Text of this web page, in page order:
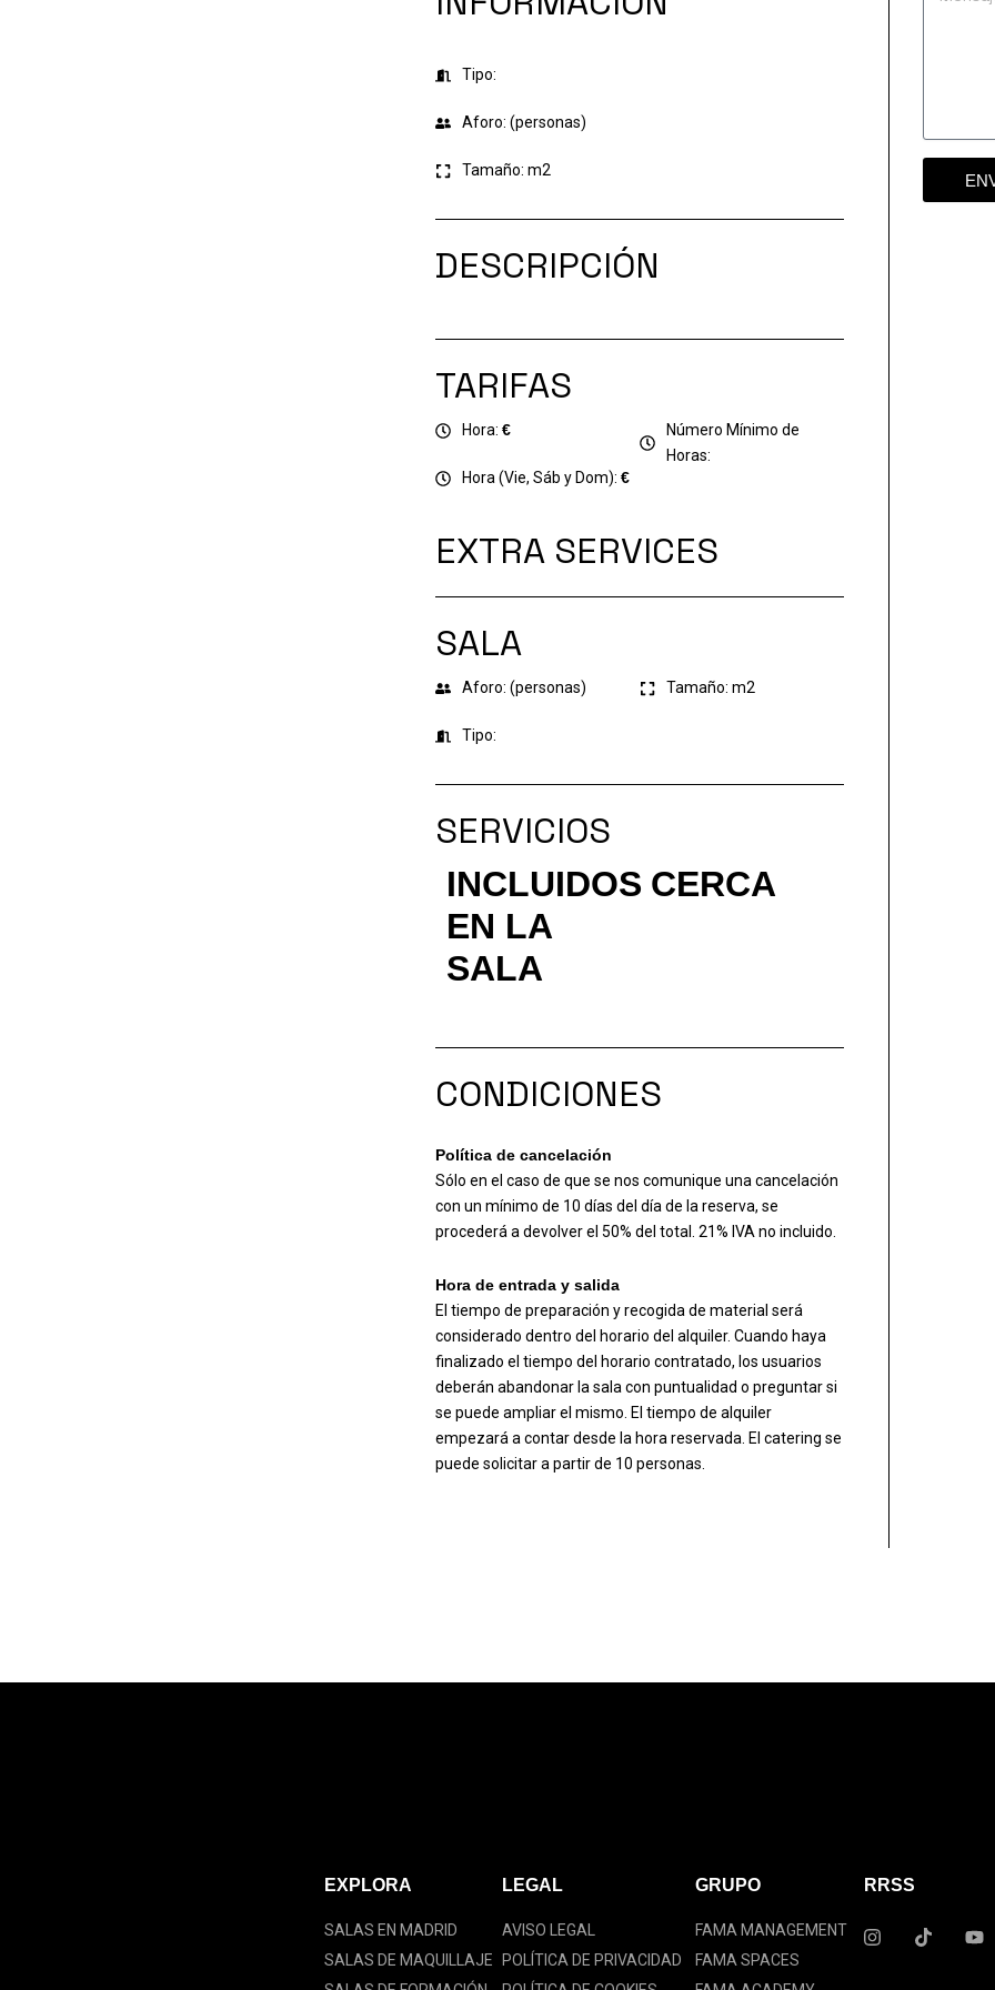
Tipo:
Aforo: (personas)
Tamaño: m2
DESCRIPCIÓN
TARIFAS
Hora: €
Hora (Vie, Sáb y Dom): €
Número Mínimo de
Horas:
EXTRA SERVICES
SALA
Aforo: (personas)
Tipo:
Tamaño: m2
SERVICIOS
INCLUIDOS
EN LA
SALA
CERCA
CONDICIONES
Política de cancelación
Sólo en el caso de que se nos comunique una cancelación
con un mínimo de 10 días del día de la reserva, se
procederá a devolver el 50% del total. 21% IVA no incluido.
Hora de entrada y salida
El tiempo de preparación y recogida de material será
considerado dentro del horario del alquiler. Cuando haya
finalizado el tiempo del horario contratado, los usuarios
deberán abandonar la sala con puntualidad o preguntar si
se puede ampliar el mismo. El tiempo de alquiler
empezará a contar desde la hora reservada. El catering se
puede solicitar a partir de 10 personas.
EXPLORA
SALAS EN MADRID
SALAS DE MAQUILLAJE
LEGAL
AVISO LEGAL
POLÍTICA DE PRIVACIDAD
GRUPO
FAMA MANAGEMENT
FAMA SPACES
RRSS
I
n
T
i
Y
o